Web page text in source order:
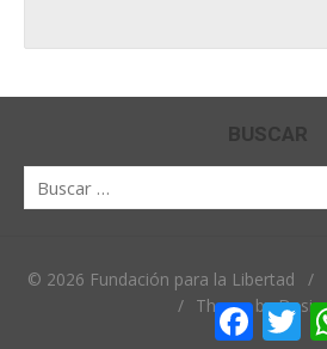
BUSCAR
© 2026 Fundación para la Libertad /
/ Theme by